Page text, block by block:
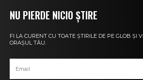
NU PIERDE NICIO ȘTIRE
FI LA CURENT CU TOATE ȘTIRILE DE PE GLOB ȘI
ORAȘUL TĂU.